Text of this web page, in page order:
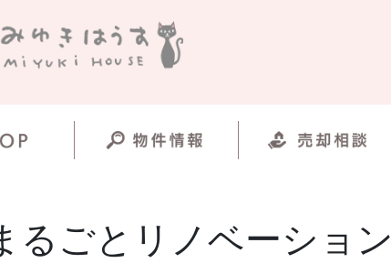
るごとリノベーション